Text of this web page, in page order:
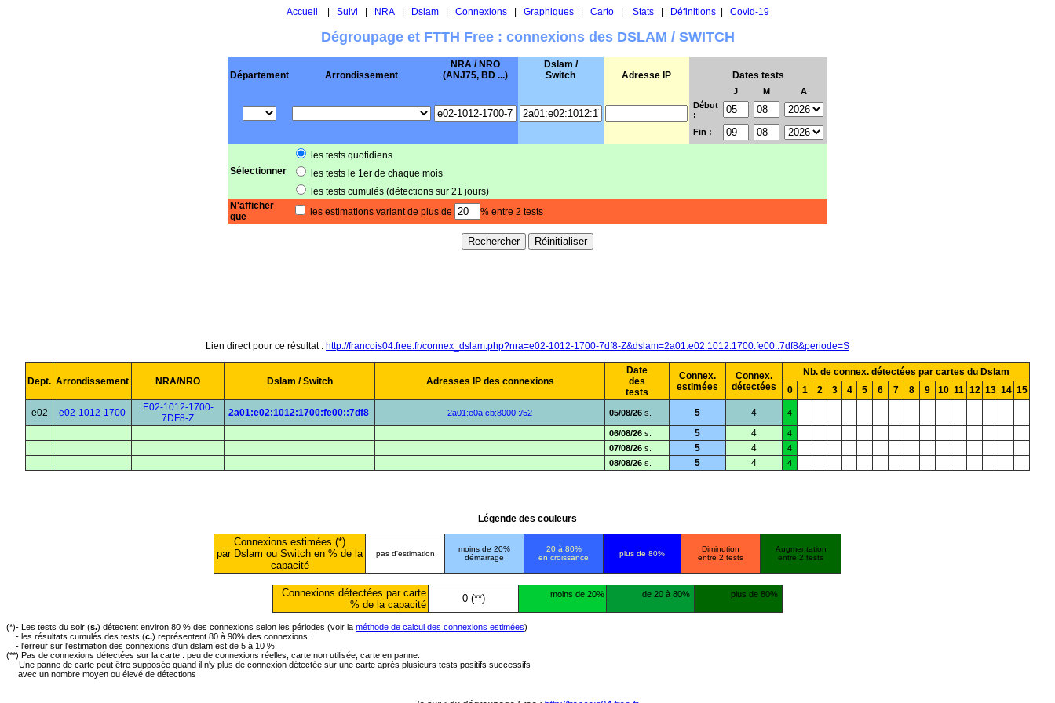
Accueil Suivi NRA| Dslam| Connexions| Graphiques| Carto| Stats| Définitions| Covid-19
Dégroupage et FTTH Free : connexions des DSLAM / SWITCH
Département Arrondissement
NRA / NRO
(ANJ75, BD ...)
Dslam /
Switch
Adresse IP Dates tests
J M
A
Début
:
Fin :
Sélectionner
les tests quotidiens
les tests le 1er de chaque mois
les tests cumulés (détections sur 21 jours)
N'afficher
que
les estimations variant de plus de % entre 2 tests
Lien direct pour ce résultat : http://francois04.free.fr/connex_dslam.php?nra=e02-1012-1700-7df8-Z&dslam=2a01:e02:1012:1700:fe00::7df8&periode=S
Dept. Arrondissement NRA/NRO Dslam / Switch Adresses IP des connexions
Date
des
tests
Connex.
estimées
Connex.
détectées
Nb. de connex. détectées par cartes du Dslam
0
1 2 3 4 5 6 7 8 9 10 11 12 13 14 15
e02 e02-1012-1700
E02-1012-1700-
7DF8-Z
2a01:e02:1012:1700:fe00::7df8 2a01:e0a:cb:8000::/52 05/08/26 s. 5 4 4
06/08/26 s. 5 4
4
07/08/26 s. 5 4
4
08/08/26 s. 5 4 4
Légende des couleurs
Connexions estimées (*)
par Dslam ou Switch en % de la
capacité
pas d'estimation
moins de 20%
démarrage
20 à 80%
en croissance
plus de 80%
Diminution
entre 2 tests
Augmentation
entre 2 tests
Connexions détectées par carte
% de la capacité
0 (**) moins de 20% de 20 à 80% plus de 80%
(*)- Les tests du soir (s.) détectent environ 80 % des connexions selon les périodes (voir la méthode de calcul des connexions estimées)
- les résultats cumulés des tests (c.) représentent 80 à 90% des connexions.
- l'erreur sur l'estimation des connexions d'un dslam est de 5 à 10 %
(**) Pas de connexions détectées sur la carte : peu de connexions réelles, carte non utilisée, carte en panne.
- Une panne de carte peut être supposée quand il n'y plus de connexion détectée sur une carte après plusieurs tests positifs successifs
avec un nombre moyen ou élevé de détections